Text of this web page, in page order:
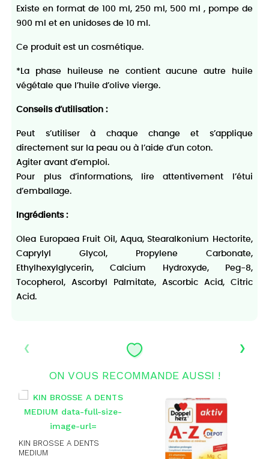
Existe en format de 100 ml, 250 ml, 500 ml , pompe de
900 ml et en unidoses de 10 ml.
Ce produit est un cosmétique.
*La phase huileuse ne contient aucune autre huile
végétale que l’huile d’olive vierge.
Conseils d’utilisation :
Peut s’utiliser à chaque change et s’applique
directement sur la peau ou à l’aide d’un coton.
Agiter avant d’emploi.
Pour plus d’informations, lire attentivement l’étui
d’emballage.
Ingrédients :
Olea Europaea Fruit Oil, Aqua, Stearalkonium Hectorite,
Caprylyl Glycol, Propylene Carbonate,
Ethylhexylglycerin, Calcium Hydroxyde, Peg-8,
Tocopherol, Ascorbyl Palmitate, Ascorbic Acid, Citric
Acid.
ON VOUS RECOMMANDE AUSSI !
KIN BROSSE A DENTS
MEDIUM
‹ ›